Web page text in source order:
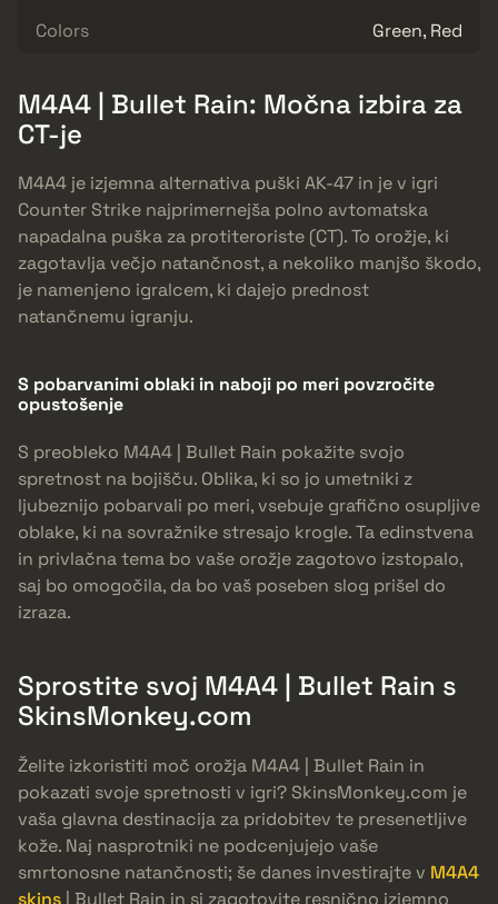
Colors
Green, Red
M4A4 | Bullet Rain: Močna izbira za
CT-je
M4A4 je izjemna alternativa puški AK-47 in je v igri
Counter Strike najprimernejša polno avtomatska
napadalna puška za protiteroriste (CT). To orožje, ki
zagotavlja večjo natančnost, a nekoliko manjšo škodo,
je namenjeno igralcem, ki dajejo prednost
natančnemu igranju.
S pobarvanimi oblaki in naboji po meri povzročite
opustošenje
S preobleko M4A4 | Bullet Rain pokažite svojo
spretnost na bojišču. Oblika, ki so jo umetniki z
ljubeznijo pobarvali po meri, vsebuje grafično osupljive
oblake, ki na sovražnike stresajo krogle. Ta edinstvena
in privlačna tema bo vaše orožje zagotovo izstopalo,
saj bo omogočila, da bo vaš poseben slog prišel do
izraza.
Sprostite svoj M4A4 | Bullet Rain s
SkinsMonkey.com
Želite izkoristiti moč orožja M4A4 | Bullet Rain in
pokazati svoje spretnosti v igri? SkinsMonkey.com je
vaša glavna destinacija za pridobitev te presenetljive
kože. Naj nasprotniki ne podcenjujejo vaše
smrtonosne natančnosti; še danes investirajte v M4A4
skins | Bullet Rain in si zagotovite resnično izjemno